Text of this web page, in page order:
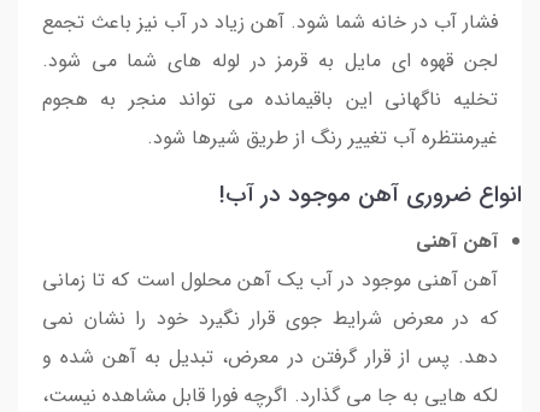
فشار آب در خانه شما شود. آهن زیاد در آب نیز باعث تجمع
لجن قهوه ای مایل به قرمز در لوله های شما می شود.
تخلیه ناگهانی این باقیمانده می تواند منجر به هجوم
غیرمنتظره آب تغییر رنگ از طریق شیرها شود.
انواع ضروری آهن موجود در آب!
آهن آهنی
آهن آهنی موجود در آب یک آهن محلول است که تا زمانی
که در معرض شرایط جوی قرار نگیرد خود را نشان نمی
دهد. پس از قرار گرفتن در معرض، تبدیل به آهن شده و
لکه هایی به جا می گذارد. اگرچه فورا قابل مشاهده نیست،